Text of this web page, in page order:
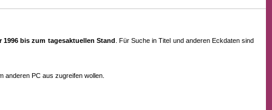
bis zum tagesaktuellen Stand . Für Suche in Titel und anderen Eckdaten sind
anderen PC aus zugreifen wollen.